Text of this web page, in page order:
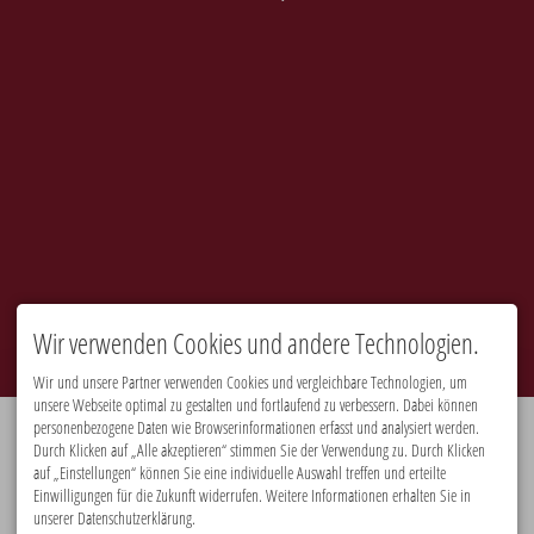
Premiumpartner:
Wir verwenden Cookies und andere Technologien.
Wir und unsere Partner verwenden Cookies und vergleichbare Technologien, um
unsere Webseite optimal zu gestalten und fortlaufend zu verbessern. Dabei können
personenbezogene Daten wie Browserinformationen erfasst und analysiert werden.
Durch Klicken auf „Alle akzeptieren“ stimmen Sie der Verwendung zu. Durch Klicken
auf „Einstellungen“ können Sie eine individuelle Auswahl treffen und erteilte
Einwilligungen für die Zukunft widerrufen. Weitere Informationen erhalten Sie in
unserer Datenschutzerklärung.